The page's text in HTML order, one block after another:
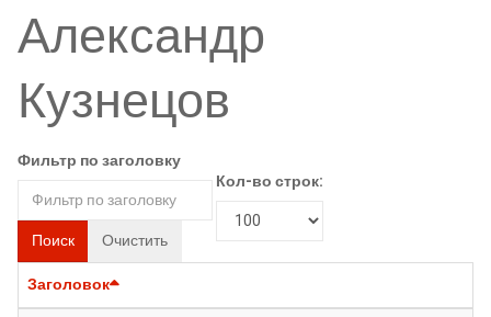
Александр
Кузнецов
Фильтр по заголовку
Поиск Очистить
Кол-во строк:
Заголовок